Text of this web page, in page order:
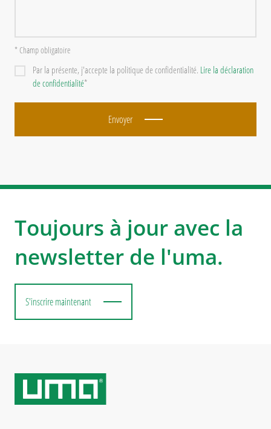
* Champ obligatoire
Par la présente, j'accepte la politique de confidentialité. Lire la déclaration
de confidentialité*
Envoyer
Toujours à jour avec la
newsletter de l'uma.
S'inscrire maintenant